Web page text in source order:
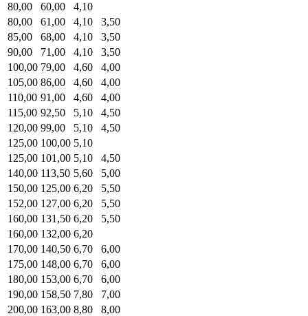
80,00
60,00
4,10
80,00
61,00 4,10
3,50
85,00
68,00 4,10
3,50
90,00
71,00 4,10
3,50
100,00 79,00 4,60
4,00
105,00 86,00 4,60
4,00
110,00 91,00 4,60
4,00
115,00 92,50 5,10
4,50
120,00 99,00 5,10
4,50
125,00 100,00 5,10
125,00 101,00 5,10
4,50
140,00 113,50 5,60
5,00
150,00 125,00 6,20
5,50
152,00 127,00 6,20
5,50
160,00 131,50 6,20
5,50
160,00 132,00 6,20
170,00 140,50 6,70
6,00
175,00 148,00 6,70
6,00
180,00 153,00 6,70
6,00
190,00 158,50 7,80
7,00
200,00 163,00 8,80
8,00